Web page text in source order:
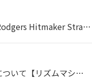
Fender（フェンダー）のNile Rodgers Hitmaker Stratocasterについて【エレキギター】
KORG（コルグ）のKR-55 Proについて【リズムマシン】